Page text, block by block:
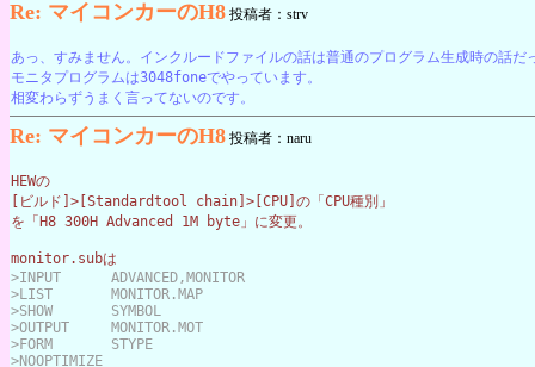
Re: マイコンカーのH8 投稿者：strv
あっ、すみません。インクルードファイルの話は普通のプログラム生成時の話だ
モニタプログラムは3048foneでやっています。
相変わらずうまく言ってないのです。
Re: マイコンカーのH8 投稿者：naru
HEWの
[ビルド]>[Standardtool chain]>[CPU]の「CPU種別」
を「H8 300H Advanced 1M byte」に変更。
monitor.subは
>INPUT      ADVANCED,MONITOR
>LIST       MONITOR.MAP
>SHOW       SYMBOL
>OUTPUT     MONITOR.MOT
>FORM       STYPE
>NOOPTIMIZE